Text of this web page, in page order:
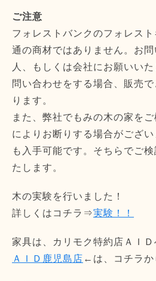
ご注意
フォレストバンクのフォレス
通の商材ではありません。お
人、もしくは会社にお願いい
問い合わせをする場合、販売
ります。
また、弊社でもみの木の家を
によりお断りする場合がござ
も入手可能です。そちらでご
たします。
木の実験を行いました！
詳しくはコチラ⇒実験！！
家具は、カリモク特約店ＡＩＤ
ＡＩＤ鹿児島店 ←は、コチラか